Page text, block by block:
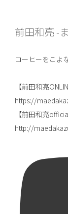
前田和亮 -
コーヒーをこよ
【前田和亮
https://
【前田和亮
http://